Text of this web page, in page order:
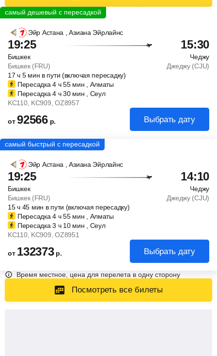
Эйр Астана , Азиана Эйрлайнс
19:25 15:30
Бишкек
Чеджу
Бишкек (FRU)
Джеджу (CJU)
17ч5 мин в пути (включая пересадку)
Пересадка 4 ч55 мин , Алматы
Пересадка 4 ч30 мин , Сеул
KC110, KC909 , OZ8957
от92566 р. Выбрать дату
Эйр Астана , Азиана Эйрлайнс
19:25 14:10
Бишкек
Чеджу
Бишкек (FRU)
Джеджу (CJU)
15ч45 мин в пути (включая пересадку)
Пересадка 4 ч55 мин , Алматы
Пересадка 3 ч10 мин , Сеул
KC110, KC909 , OZ8951
от 132373 р. Выбрать дату
Время местное, цена для перелета в одну сторону
Посмотреть все билеты